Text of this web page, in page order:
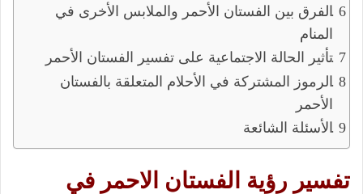
الفرق بين الفستان الأحمر والملابس الأخرى في
المنام
تأثير الحالة الاجتماعية على تفسير الفستان الأحمر
الرموز المشتركة في الأحلام المتعلقة بالفستان
الأحمر
الأسئلة الشائعة
تفسير رؤية الفستان الاحمر في